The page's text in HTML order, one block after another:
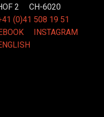
2 CH-6020
(0)41 508 19 51
INSTAGRAM